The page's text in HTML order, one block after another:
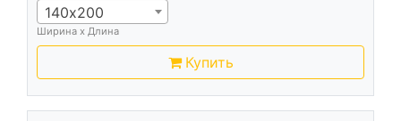
140х200
Ширина х Длина
Купить